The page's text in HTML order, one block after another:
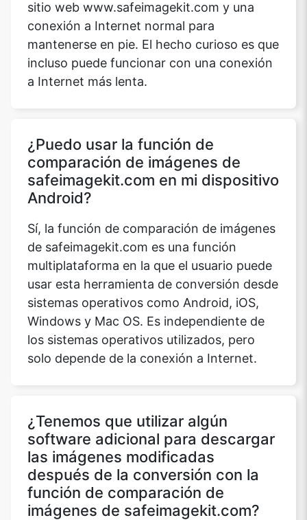
sitio web www.safeimagekit.com y una
conexión a Internet normal para
mantenerse en pie. El hecho curioso es que
incluso puede funcionar con una conexión
a Internet más lenta.
¿Puedo usar la función de
comparación de imágenes de
safeimagekit.com en mi dispositivo
Android?
Sí, la función de comparación de imágenes
de safeimagekit.com es una función
multiplataforma en la que el usuario puede
usar esta herramienta de conversión desde
sistemas operativos como Android, iOS,
Windows y Mac OS. Es independiente de
los sistemas operativos utilizados, pero
solo depende de la conexión a Internet.
¿Tenemos que utilizar algún
software adicional para descargar
las imágenes modificadas
después de la conversión con la
función de comparación de
imágenes de safeimagekit.com?